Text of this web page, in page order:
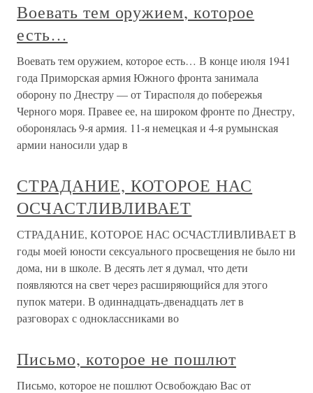
Воевать тем оружием, которое
есть…
Воевать тем оружием, которое есть… В конце июля 1941
года Приморская армия Южного фронта занимала
оборону по Днестру — от Тирасполя до побережья
Черного моря. Правее ее, на широком фронте по Днестру,
оборонялась 9-я армия. 11-я немецкая и 4-я румынская
армии наносили удар в
СТРАДАНИЕ, КОТОРОЕ НАС
ОСЧАСТЛИВЛИВАЕТ
СТРАДАНИЕ, КОТОРОЕ НАС ОСЧАСТЛИВЛИВАЕТ В
годы моей юности сексуального просвещения не было ни
дома, ни в школе. В десять лет я думал, что дети
появляются на свет через расширяющийся для этого
пупок матери. В одиннадцать-двенадцать лет в
разговорах с одноклассниками во
Письмо, которое не пошлют
Письмо, которое не пошлют Освобождаю Вас от